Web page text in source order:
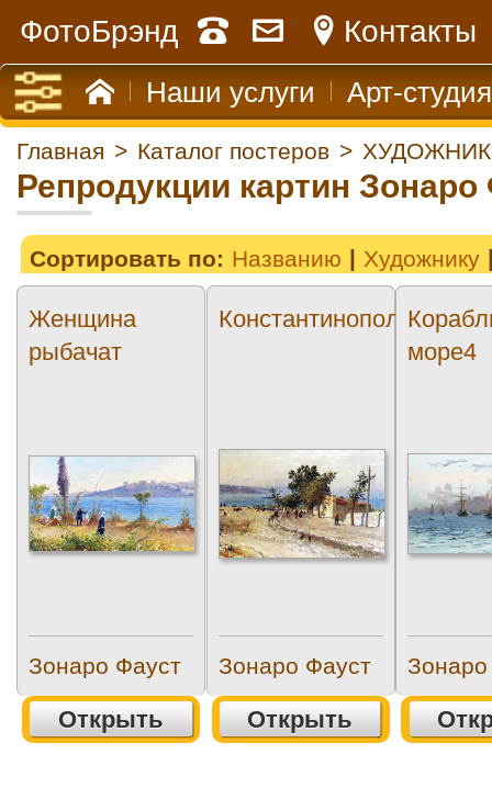
ФотоБрэнд Контакты
Наши услуги Арт-студия
Главная > Каталог постеров >
Репродукции картин Зонаро
Сортировать по: Названию Художнику
Женщина
рыбачат
Зонаро Фауст
Открыть
Константинополь2
Зонаро Фауст
Открыть
море4